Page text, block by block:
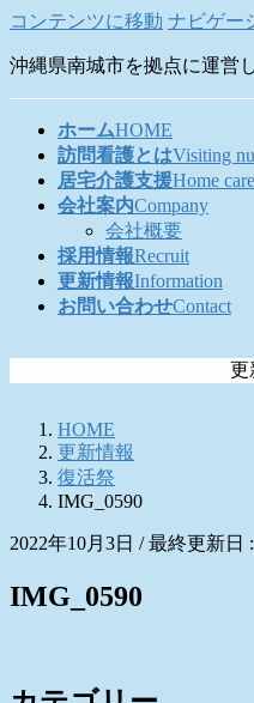
コンテンツに移動 ナビゲー
沖縄県南城市を拠点に運営
ホームHOME
訪問看護とはVisiting
居宅介護支援Home
会社案内Company
会社概要
採用情報Recruit
更新情報Information
お問い合わせContact
更
HOME
更新情報
復活祭
IMG_0590
2022年10月3日 / 最終更新日 :
IMG_0590